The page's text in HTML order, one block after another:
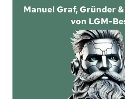
Manuel Graf, Gründer
von LGM-